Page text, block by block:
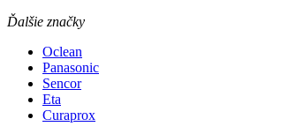
Ďalšie značky
Oclean
Panasonic
Sencor
Eta
Curaprox